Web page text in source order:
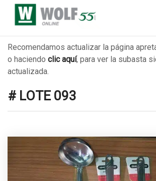
Recomendamos actualizar la página
o haciendo clic aquí, para ver la subasta
actualizada.
# LOTE 093